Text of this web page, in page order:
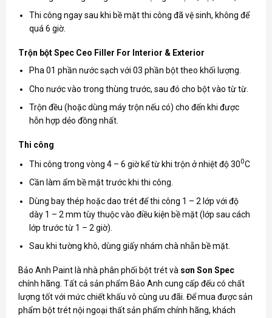
Thi công ngay sau khi bề mặt thi công đã vệ sinh, không để
quá 6 giờ.
Trộn bột Spec Ceo Filler For Interior & Exterior
Pha 01 phần nước sạch với 03 phần bột theo khối lượng.
Cho nước vào trong thùng trước, sau đó cho bột vào từ từ.
Trộn đều (hoặc dùng máy trộn nếu có) cho đến khi được
hỗn hợp dẻo đồng nhất.
Thi công
Thi công trong vòng 4 – 6 giờ kể từ khi trộn ở nhiệt độ 300C
Cần làm ẩm bề mặt trước khi thi công.
Dùng bay thép hoặc dao trét để thi công 1 – 2 lớp với độ
dày 1 – 2 mm tùy thuộc vào điều kiện bề mặt (lớp sau cách
lớp trước từ 1 – 2 giờ).
Sau khi tường khô, dùng giấy nhám chà nhẵn bề mặt.
Bảo Anh Paint là nhà phân phối bột trét và sơn Son Spec
chính hãng. Tất cả sản phẩm Bảo Anh cung cấp đếu có chất
lượng tốt với mức chiết khấu vô cùng ưu đãi. Để mua được sản
phẩm bột trét nội ngoại thất sản phẩm chính hãng, khách